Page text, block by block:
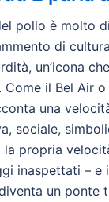
pollo è molto
di
un’icona
Come il Bel Air
una
sociale,
la propria
inaspettati – e
un ponte